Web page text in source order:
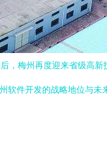
，梅州再度迎来省级高
件开发的战略地位与未